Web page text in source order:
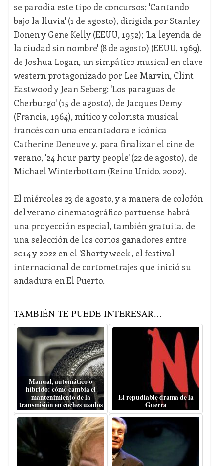
se parodia este tipo de concursos; 'Cantando
bajo la lluvia' (1 de agosto), dirigida por Stanley
Donen y Gene Kelly (EEUU, 1952); 'La leyenda de
la ciudad sin nombre' (8 de agosto) (EEUU, 1969),
de Joshua Logan, un simpático musical en clave
western protagonizado por Lee Marvin, Clint
Eastwood y Jean Seberg; 'Los paraguas de
Cherburgo' (15 de agosto), de Jacques Demy
(Francia, 1964), mítico y colorista musical
francés con una encantadora e icónica
Catherine Deneuve y, para finalizar el cine de
verano, '24 hour party people' (22 de agosto), de
Michael Winterbottom (Reino Unido, 2002).
El miércoles 23 de agosto, y a manera de colofón
del verano cinematográfico portuense habrá
una proyección especial, también gratuita, de
una selección de los cortos ganadores entre
2014 y 2022 en el 'Shorty week', el festival
internacional de cortometrajes que inició su
andadura en El Puerto.
TAMBIÉN TE PUEDE INTERESAR...
Manual, automático o
híbrido: cómo cambia el
mantenimiento de la
transmisión en coches usados
El repudiable drama de la
Guerra